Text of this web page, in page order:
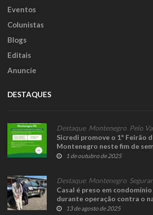
Eventos
Colunistas
Blogs
Editais
Anuncie
DESTAQUES
Destaque, Montenegro Pelo
Sicredi promove o 1º Feirão
Montenegro neste fim de
1 de outubro de 2025
Destaque, Montenegro
Casal é preso em
durante operação contra o
13 de agosto de 2025